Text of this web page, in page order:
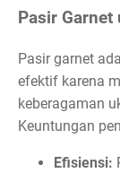
Pasir
Pasir garnet
efektif karena
keberagaman
Keuntungan
Efisiensi: